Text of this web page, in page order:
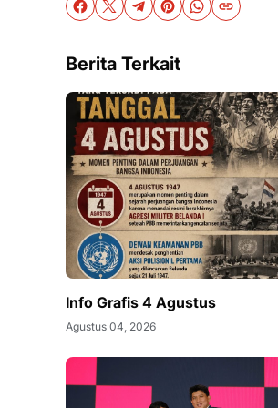
Berita Terkait
Info Grafis 4 Agustus
Agustus 04, 2026